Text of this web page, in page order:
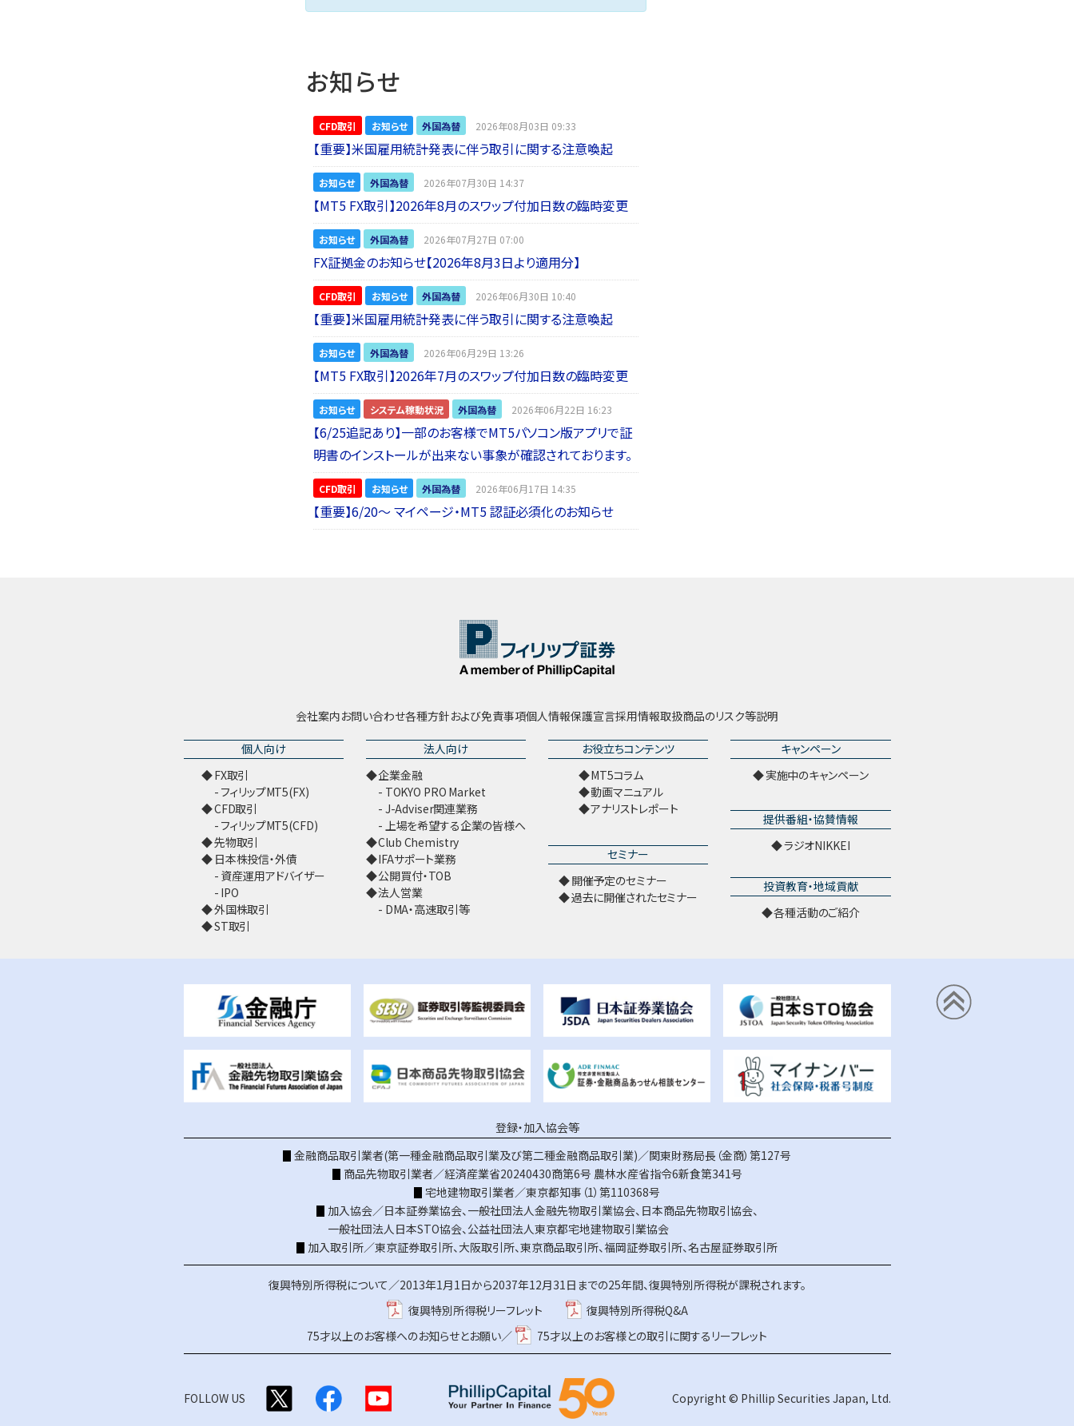
お知らせ
CFD取引 お知らせ 外国為替 2026年08月03日 09:33
【重要】米国雇用統計発表に伴う取引に関する注意喚起
お知らせ 外国為替 2026年07月30日 14:37
【MT5 FX取引】2026年8月のスワップ付加日数の臨時変更
お知らせ 外国為替 2026年07月27日 07:00
FX証拠金のお知らせ【2026年8月3日より適用分】
CFD取引 お知らせ 外国為替 2026年06月30日 10:40
【重要】米国雇用統計発表に伴う取引に関する注意喚起
お知らせ 外国為替 2026年06月29日 13:26
【MT5 FX取引】2026年7月のスワップ付加日数の臨時変更
お知らせ システム稼動状況 外国為替 2026年06月22日 16:23
【6/25追記あり】一部のお客様でMT5パソコン版アプリで証
明書のインストールが出来ない事象が確認されております。
CFD取引 お知らせ 外国為替 2026年06月17日 14:35
【重要】6/20～ マイページ・MT5 認証必須化のお知らせ
会社案内お問い合わせ各種方針および免責事項個人情報保護宣言採用情報取扱商品のリスク等説明
個人向け
FX取引
フィリップMT5(FX)
CFD取引
フィリップMT5(CFD)
先物取引
日本株投信・外債
資産運用アドバイザー
IPO
外国株取引
ST取引
法人向け
企業金融
TOKYO PRO Market
J-Adviser関連業務
上場を希望する企業の皆様へ
Club Chemistry
IFAサポート業務
公開買付・TOB
法人営業
DMA・高速取引等
お役立ちコンテンツ
MT5コラム
動画マニュアル
アナリストレポート
セミナー
開催予定のセミナー
過去に開催されたセミナー
キャンペーン
実施中のキャンペーン
提供番組・協賛情報
ラジオNIKKEI
投資教育・地域貢献
各種活動のご紹介
登録・加入協会等
金融商品取引業者(第一種金融商品取引業及び第二種金融商品取引業)／関東財務局長（金商）第127号
商品先物取引業者／経済産業省20240430商第6号 農林水産省指令6新食第341号
宅地建物取引業者／東京都知事（1）第110368号
加入協会／日本証券業協会、 一般社団法人金融先物取引業協会、 日本商品先物取引協会、
一般社団法人日本STO協会、 公益社団法人東京都宅地建物取引業協会
加入取引所／東京証券取引所、大阪取引所、東京商品取引所、福岡証券取引所、名古屋証券取引所
復興特別所得税について／2013年1月1日から2037年12月31日までの25年間、復興特別所得税が課税されます。
復興特別所得税リーフレット
復興特別所得税Q&A
75才以上のお客様へのお知らせとお願い／
75才以上のお客様との取引に関するリーフレット
FOLLOW US Copyright © Phillip Securities Japan, Ltd.